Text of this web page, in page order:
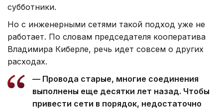
субботники.
Но с инженерными сетями такой подход уже не
работает. По словам председателя кооператива
Владимира Киберле, речь идет совсем о других
расходах.
— Провода старые, многие соединения
выполнены еще десятки лет назад. Чтобы
привести сети в порядок, недостаточно